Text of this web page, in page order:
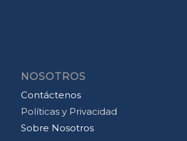
NOSOTROS
Contáctenos
Políticas y Privacidad
Sobre Nosotros